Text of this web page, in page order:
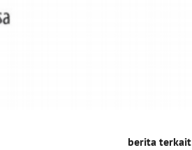
berita terkait